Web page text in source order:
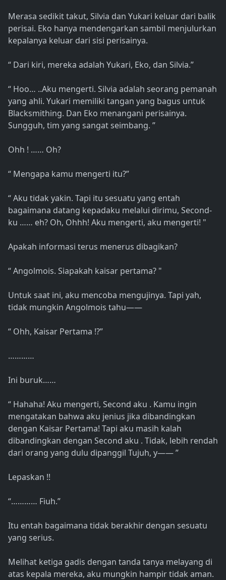
Merasa sedikit takut, Silvia dan Yukari keluar dari balik
perisai. Eko hanya mendengarkan sambil menjulurkan
kepalanya keluar dari sisi perisainya.
“ Dari kiri, mereka adalah Yukari, Eko, dan Silvia.”
“ Hoo… ..Aku mengerti. Silvia adalah seorang pemanah
yang ahli. Yukari memiliki tangan yang bagus untuk
Blacksmithing. Dan Eko menangani perisainya.
Sungguh, tim yang sangat seimbang. ”
Ohh ! …… Oh?
“ Mengapa kamu mengerti itu?”
“ Aku tidak yakin. Tapi itu sesuatu yang entah
bagaimana datang kepadaku melalui dirimu, Second-
ku …… eh? Oh, Ohhh! Aku mengerti, aku mengerti! "
Apakah informasi terus menerus dibagikan?
“ Angolmois. Siapakah kaisar pertama? "
Untuk saat ini, aku mencoba mengujinya. Tapi yah,
tidak mungkin Angolmois tahu――
“ Ohh, Kaisar Pertama !?”
…………
Ini buruk……
“ Hahaha! Aku mengerti, Second aku . Kamu ingin
mengatakan bahwa aku jenius jika dibandingkan
dengan Kaisar Pertama! Tapi aku masih kalah
dibandingkan dengan Second aku . Tidak, lebih rendah
dari orang yang dulu dipanggil Tujuh, y―― ”
Lepaskan !!
“………… Fiuh.”
Itu entah bagaimana tidak berakhir dengan sesuatu
yang serius.
Melihat ketiga gadis dengan tanda tanya melayang di
atas kepala mereka, aku mungkin hampir tidak aman.